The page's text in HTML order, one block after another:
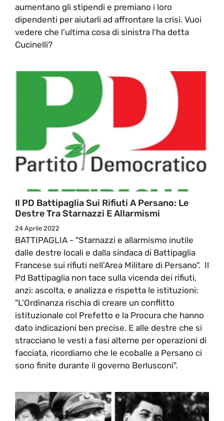
aumentano gli stipendi e premiano i loro
dipendenti per aiutarli ad affrontare la crisi. Vuoi
vedere che l'ultima cosa di sinistra l'ha detta
Cucinelli?
Il PD Battipaglia Sui Rifiuti A Persano: Le
Destre Tra Starnazzi E Allarmismi
24 Aprile 2022
BATTIPAGLIA - "Starnazzi e allarmismo inutile
dalle destre locali e dalla sindaca di Battipaglia
Francese sui rifiuti nell'Area Militare di Persano". Il
Pd Battipaglia non tace sulla vicenda dei rifiuti,
anzi: ascolta, e analizza e rispetta le istituzioni:
"L'Ordinanza rischia di creare un conflitto
istituzionale col Prefetto e la Procura che hanno
dato indicazioni ben precise. E alle destre che si
stracciano le vesti a fasi alterne per operazioni di
facciata, ricordiamo che le ecoballe a Persano ci
sono finite durante il governo Berlusconi".